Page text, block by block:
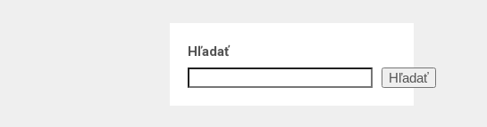
Hľadať
Hľadať